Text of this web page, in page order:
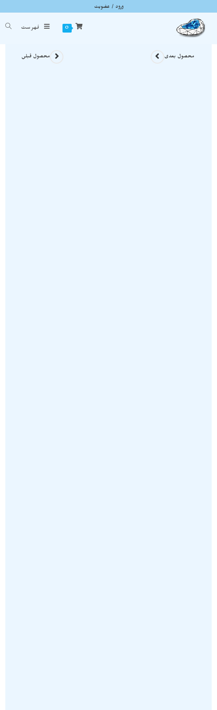
ورود / عضویت
0 فهرست شما اینجا هستید
محصول قبلی محصول بعدی